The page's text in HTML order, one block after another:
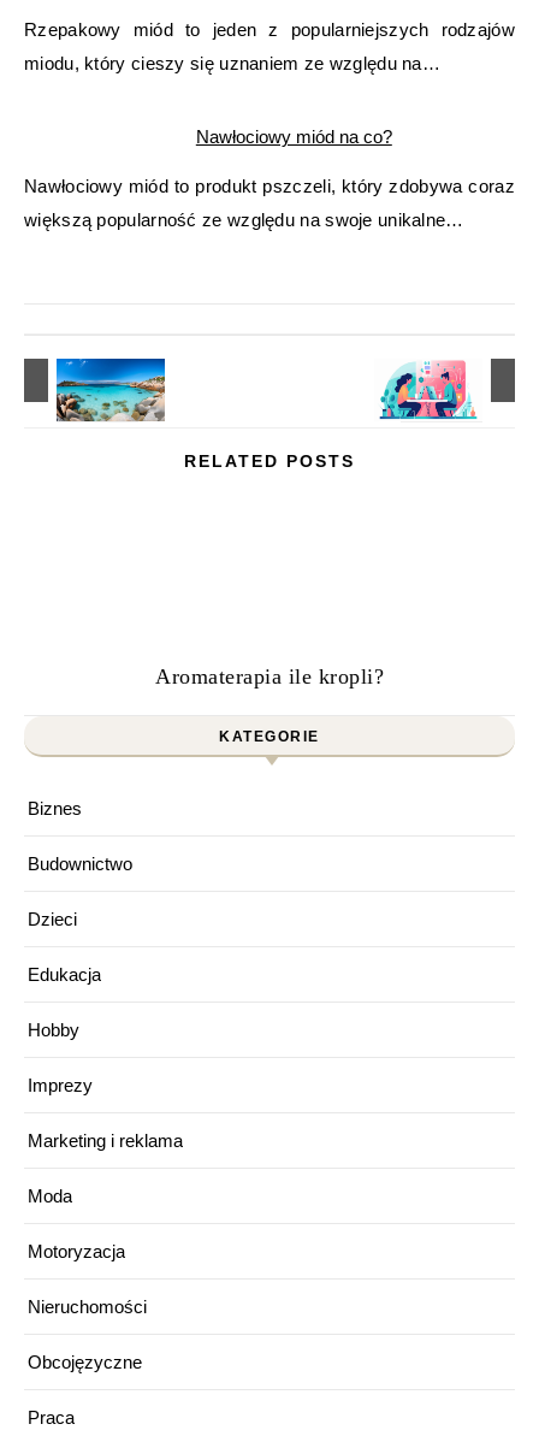
Rzepakowy miód to jeden z popularniejszych rodzajów
miodu, który cieszy się uznaniem ze względu na…
Nawłociowy miód na co?
Nawłociowy miód to produkt pszczeli, który zdobywa coraz
większą popularność ze względu na swoje unikalne…
RELATED POSTS
Aromaterapia ile kropli?
KATEGORIE
Biznes
Budownictwo
Dzieci
Edukacja
Hobby
Imprezy
Marketing i reklama
Moda
Motoryzacja
Nieruchomości
Obcojęzyczne
Praca